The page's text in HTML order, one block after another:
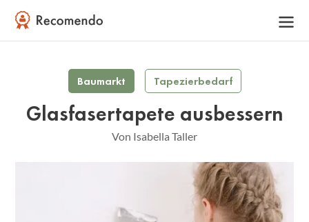
Baumarkt Tapezierbedarf
Glasfasertapete ausbessern
Von Isabella Taller